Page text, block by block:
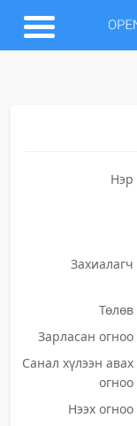
Нэр
Захиалагч
Төлөв
Зарласан огноо
Санал хүлээн авах
огноо
Нээх огноо